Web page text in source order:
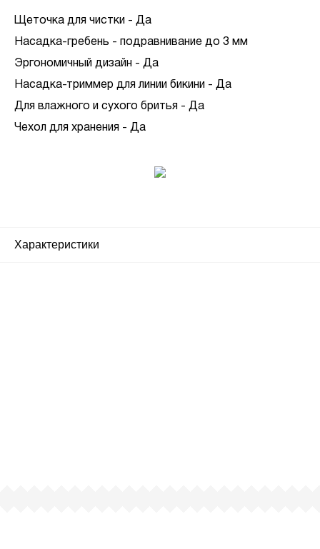
Щеточка для чистки - Да
Насадка-гребень - подравнивание до 3 мм
Эргономичный дизайн - Да
Насадка-триммер для линии бикини - Да
Для влажного и сухого бритья - Да
Чехол для хранения - Да
Характеристики